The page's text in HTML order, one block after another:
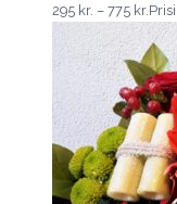
295 kr. – 775 kr.